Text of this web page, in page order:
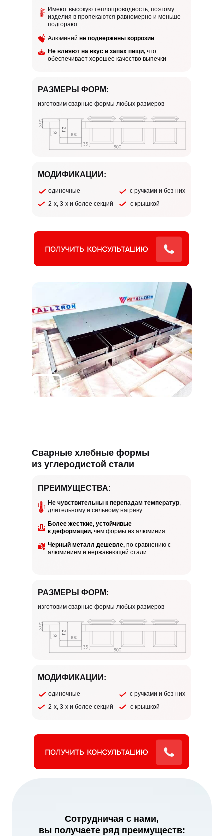
РАЗМЕРЫ ФОРМ:
изготовим сварные формы любых размеров
МОДИФИКАЦИИ:
Имеют высокую теплопроводность, поэтому
изделия в пропекаются равномерно и меньше
подгорают
одиночные
с крышкой
2-х, 3-х и более секций
с ручками и без них
Алюминий не подвержены коррозии
Не влияют на вкус и запах пищи, что
обеспечивает хорошее качество выпечки
Сварные хлебные формы
из углеродистой стали
РАЗМЕРЫ ФОРМ:
изготовим сварные формы любых размеров
МОДИФИКАЦИИ:
Не чувствительны к перепадам температур,
длительному и сильному нагреву
ПРЕИМУЩЕСТВА:
одиночные
с крышкой
2-х, 3-х и более секций
с ручками и без них
Более жесткие, устойчивые
к деформации, чем формы из алюминия
Черный металл дешевле, по сравнению с
алюминием и нержавеющей стали
Сотрудничая с нами,
вы получаете ряд преимуществ: